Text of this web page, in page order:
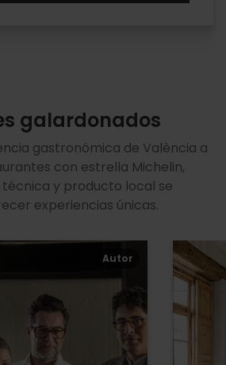
galardonados
gastronómica de València a
con estrella Michelin,
y producto local se
experiencias únicas.
Autor